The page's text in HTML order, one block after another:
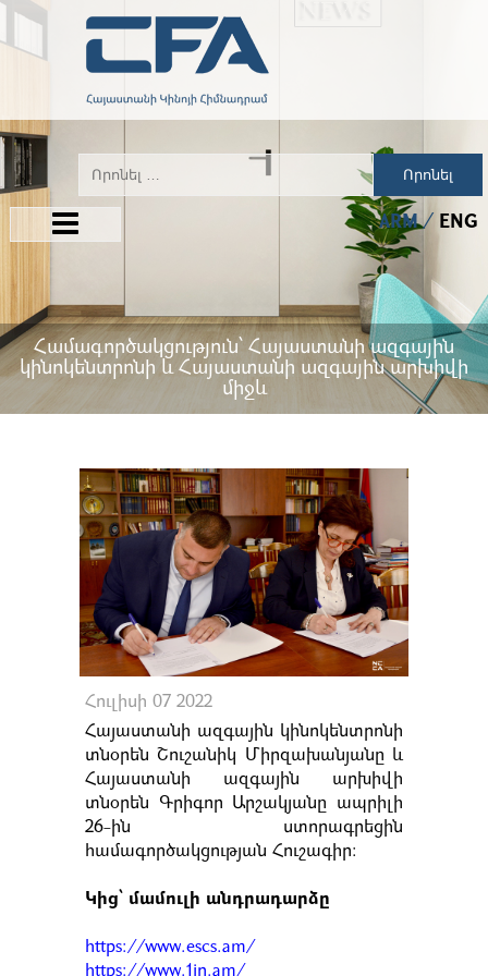
Որոնել
ARM ENG
Համագործակցություն՝ Հայաստանի ազգային
կինոկենտրոնի և Հայաստանի ազգային արխիվի
միջև
Հուլիսի 07 2022
Հայաստանի ազգային կինոկենտրոնի
տնօրեն Շուշանիկ Միրզախանյանը և
Հայաստանի ազգային արխիվի
տնօրեն Գրիգոր Արշակյանը ապրիլի
26-ին ստորագրեցին
համագործակցության Հուշագիր։
Կից՝ մամուլի անդրադարձը
https://www.escs.am/
https://www.1in.am/